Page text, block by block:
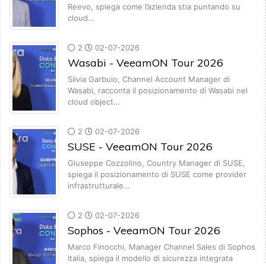
Reevo, spiega come l’azienda stia puntando su
cloud…
2 02-07-2026
Wasabi - VeeamON Tour 2026
Silvia Garbuio, Channel Account Manager di
Wasabi, racconta il posizionamento di Wasabi nel
cloud object…
2 02-07-2026
SUSE - VeeamON Tour 2026
Giuseppe Cozzolino, Country Manager di SUSE,
spiega il posizionamento di SUSE come provider
infrastrutturale…
2 02-07-2026
Sophos - VeeamON Tour 2026
Marco Finocchi, Manager Channel Sales di Sophos
Italia, spiega il modello di sicurezza integrata